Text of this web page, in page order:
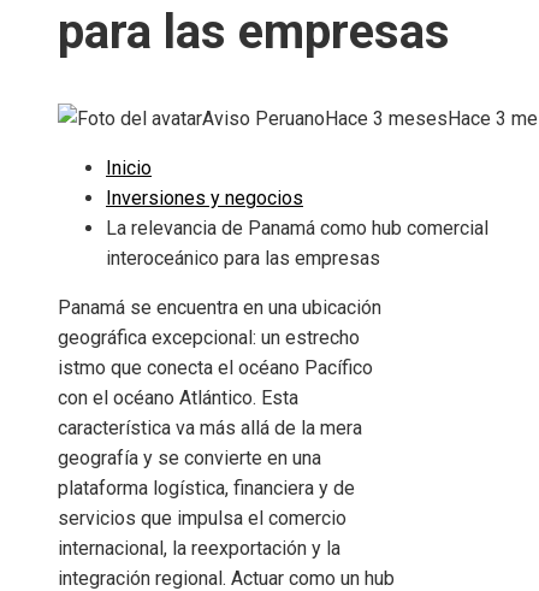
para las empresas
Aviso Peruano Hace 3 meses Hace 3
Inicio
Inversiones y negocios
La relevancia de Panamá como hub comercial
interoceánico para las empresas
Panamá se encuentra en una ubicación
geográfica excepcional: un estrecho
istmo que conecta el océano Pacífico
con el océano Atlántico. Esta
característica va más allá de la mera
geografía y se convierte en una
plataforma logística, financiera y de
servicios que impulsa el comercio
internacional, la reexportación y la
integración regional. Actuar como un hub